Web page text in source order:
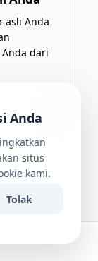
asli Anda
dari
Anda
situs
kami.
Tolak